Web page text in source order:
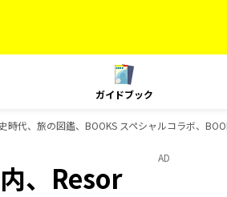
ガイドブック
代、旅の図鑑、BOOKS スペシャルコラボ、
、Resor
AD